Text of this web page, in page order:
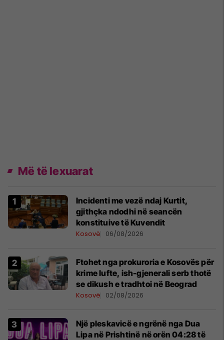
Më të lexuarat
Incidenti me vezë ndaj Kurtit,
gjithçka ndodhi në seancën
konstituive të Kuvendit
Kosovë 06/08/2026
Ftohet nga prokuroria e Kosovës për
krime lufte, ish-gjenerali serb thotë
se dikush e tradhtoi në Beograd
Kosovë 02/08/2026
Një pleskavicë e ngrënë nga Dua
Lipa në Prishtinë në orën 04:28 të